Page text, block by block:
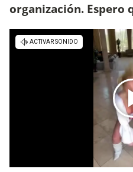
organización. Espero